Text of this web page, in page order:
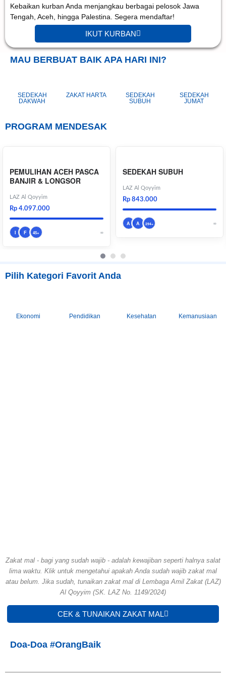
Kebaikan kurban Anda menjangkau berbagai pelosok Jawa
Tengah, Aceh, hingga Palestina. Segera mendaftar!
IKUT KURBAN
MAU BERBUAT BAIK APA HARI INI?
SEDEKAH
DAKWAH
ZAKAT HARTA
SEDEKAH
SUBUH
SEDEKAH
JUMAT
PROGRAM MENDESAK
PEMULIHAN ACEH PASCA
BANJIR & LONGSOR
LAZ Al Qoyyim
Rp 4.097.000
I F 45+ ∞
SEDEKAH SUBUH
LAZ Al Qoyyim
Rp 843.000
A A 294+ ∞
Pilih Kategori Favorit Anda
Ekonomi Pendidikan Kesehatan Kemanusiaan
Zakat mal - bagi yang sudah wajib - adalah kewajiban seperti halnya salat
lima waktu. Klik untuk mengetahui apakah Anda sudah wajib zakat mal
atau belum. Jika sudah, tunaikan zakat mal di Lembaga Amil Zakat (LAZ)
Al Qoyyim (SK. LAZ No. 1149/2024)
CEK & TUNAIKAN ZAKAT MAL
Doa-Doa #OrangBaik